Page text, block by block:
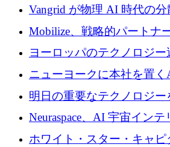
ノロジー企業
Vangrid が物理 AI 時代の
ジェンス ネットワークを構
万ドルのシードを調達
Mobilize、戦略的パートナ
信ソフトウェア会社を拡大
ヨーロッパのテクノロジ
額 8 億 7,800 万ユーロと
ニューヨークに本社を置
Modal Labsがロンドンオフ
明日の重要なテクノロジ
ニクスのスケールアップに
Neuraspace、AI 宇宙イン
トフォームの拡大に 1,560
ホワイト・スター・キャ